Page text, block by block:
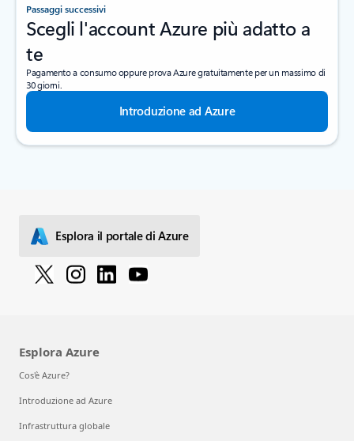
Passaggi successivi
Scegli l'account Azure più adatto a
te
Pagamento a consumo oppure prova Azure gratuitamente per un massimo di
30 giorni.
Introduzione ad Azure
Esplora il portale di Azure
Esplora Azure
Cos'è Azure?
Introduzione ad Azure
Infrastruttura globale